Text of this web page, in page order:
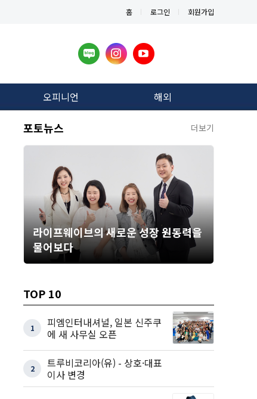
홈 로그인 회원가입
오피니언 해외
포토뉴스 더보기
라이프웨이브의 새로운 성장 원동력을
물어보다
TOP 10
1
피엠인터내셔널, 일본 신주쿠
에 새 사무실 오픈
2
트루비코리아(유) - 상호·대표
이사 변경